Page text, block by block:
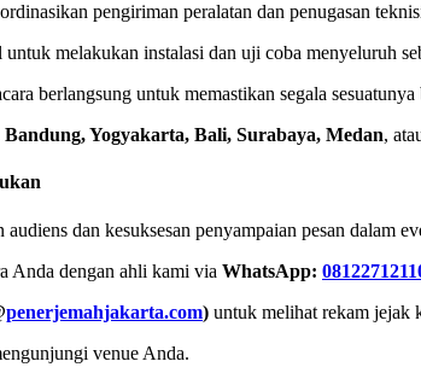
pengiriman peralatan dan penugasan
melakukan instalasi dan uji coba menyeluruh
berlangsung untuk memastikan segala sesuatunya
Yogyakarta, Bali, Surabaya, Medan,
dan kesuksesan penyampaian pesan dalam
Anda dengan ahli kami via WhatsApp:
penerjemahjakarta.com) untuk melihat rekam jejak
venue Anda.